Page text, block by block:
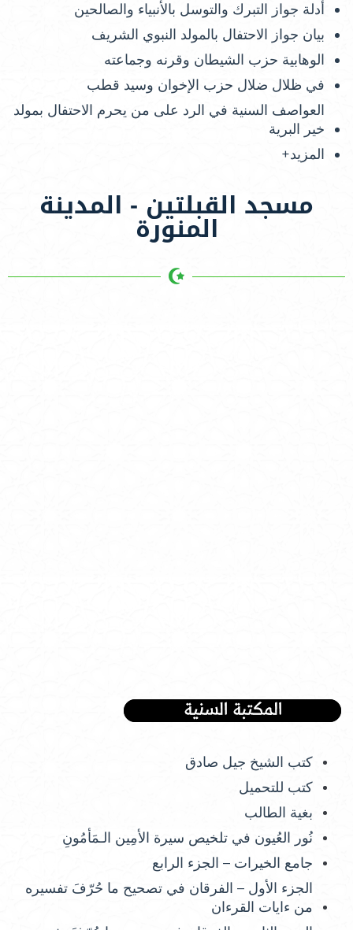
أدلة جواز التبرك والتوسل بالأنبياء والصالحين
بيان جواز الاحتفال بالمولد النبوي الشريف
الوهابية حزب الشيطان وقرنه وجماعته
في ظلال ضلال حزب الإخوان وسيد قطب
العواصف السنية في الرد على من يحرم الاحتفال بمولد
خير البرية
المزيد+
مسجد القبلتين - المدينة
المنورة
كتب الشيخ جيل صادق
كتب للتحميل
بغية الطالب
نُور العُيون في تلخيص سيرة الأمِين الـمَأمُونِ
جامع الخيرات – الجزء الرابع
الجزء الأول – الفرقان في تصحيح ما حُرّفَ تفسيره
من ءايات القرءان